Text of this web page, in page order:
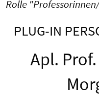
Rolle
PLUG-IN
Apl.